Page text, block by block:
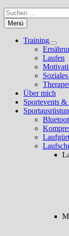
Suchen
nach:
Menü
Training
Laufen
Über mich
Sportevents